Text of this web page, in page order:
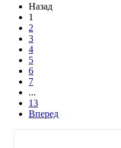
Назад
1
2
3
4
5
6
7
...
13
Вперед